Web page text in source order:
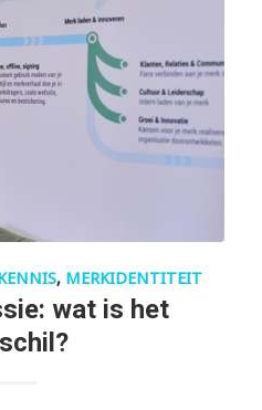
, MERKIDENTITEIT
wat is het